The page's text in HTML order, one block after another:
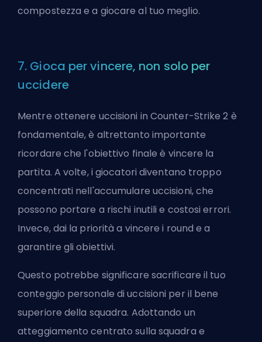
compostezza e a giocare al tuo meglio.
7. Gioca per vincere, non solo per
uccidere
Mentre ottenere uccisioni in Counter-Strike 2 è
fondamentale, è altrettanto importante
ricordare che l'obiettivo finale è vincere la
partita. A volte, i giocatori diventano troppo
concentrati nell'accumulare uccisioni, che
possono portare a rischi inutili e costosi errori.
Invece, dai la priorità a vincere i round e a
garantire gli obiettivi.
Questo potrebbe significare sacrificare il tuo
conteggio personale di uccisioni per il bene
superiore della squadra. Adottando un
atteggiamento centrato sulla squadra e